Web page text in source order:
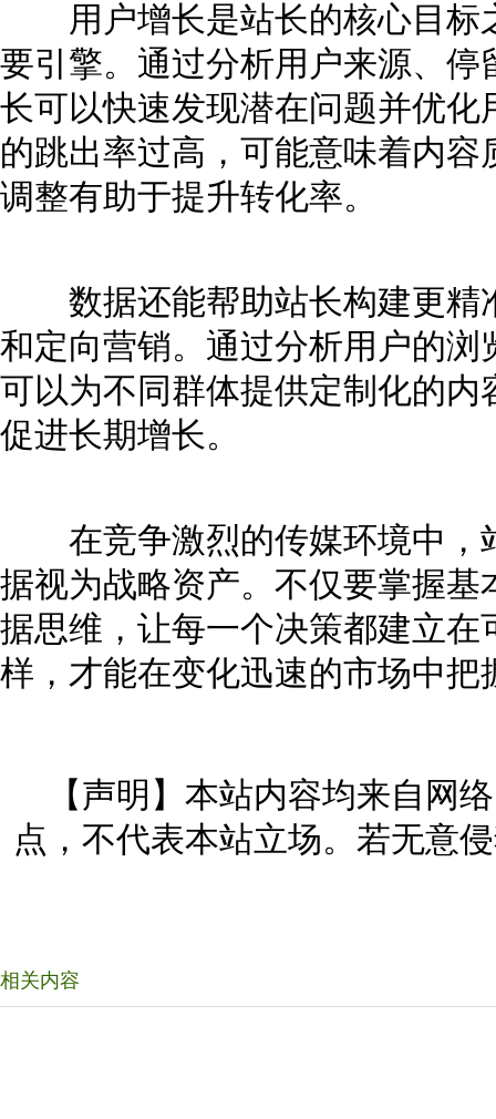
用户增长是站长的核心目标
要引擎。通过分析用户来源、
长可以快速发现潜在问题并优
的跳出率过高，可能意味着内
调整有助于提升转化率。
数据还能帮助站长构建更精
和定向营销。通过分析用户的
可以为不同群体提供定制化的
促进长期增长。
在竞争激烈的传媒环境中，
据视为战略资产。不仅要掌握
据思维，让每一个决策都建立
样，才能在变化迅速的市场中
【声明】本站内容均来自网
点，不代表本站立场。若无意
相关内容